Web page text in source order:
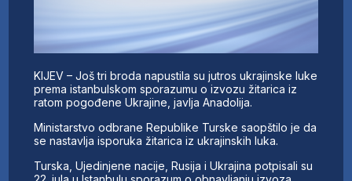
KIJEV – Još tri broda napustila su jutros ukrajinske luke
prema istanbulskom sporazumu o izvozu žitarica iz
ratom pogođene Ukrajine, javlja Anadolija.
Ministarstvo odbrane Republike Turske saopštilo je da
se nastavlja isporuka žitarica iz ukrajinskih luka.
Turska, Ujedinjene nacije, Rusija i Ukrajina potpisali su